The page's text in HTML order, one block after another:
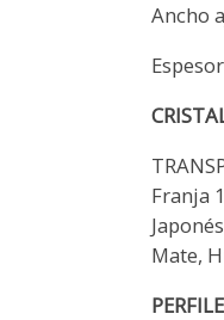
Ancho
Franja
Mate,